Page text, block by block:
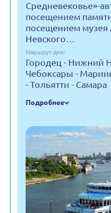
Средневековье»-
посещением
посещением музея
Невского…
Маршрут дня:
Городец - Нижний
Чебоксары -
- Тольятти - Самара
Подробнее